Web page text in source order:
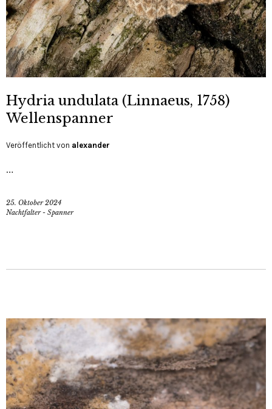
Hydria undulata (Linnaeus, 1758)
Wellenspanner
Veröffentlicht von alexander
…
25. Oktober 2024
Nachtfalter - Spanner